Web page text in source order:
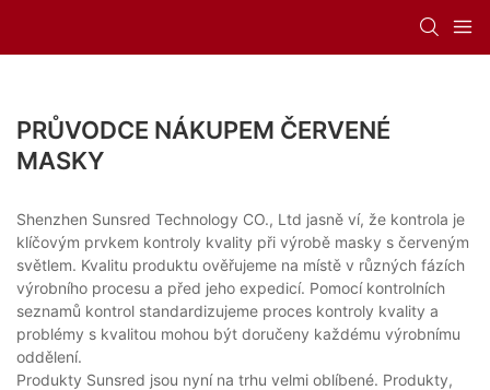
PRŮVODCE NÁKUPEM ČERVENÉ
MASKY
Shenzhen Sunsred Technology CO., Ltd jasně ví, že kontrola je
klíčovým prvkem kontroly kvality při výrobě masky s červeným
světlem. Kvalitu produktu ověřujeme na místě v různých fázích
výrobního procesu a před jeho expedicí. Pomocí kontrolních
seznamů kontrol standardizujeme proces kontroly kvality a
problémy s kvalitou mohou být doručeny každému výrobnímu
oddělení.
Produkty Sunsred jsou nyní na trhu velmi oblíbené. Produkty,